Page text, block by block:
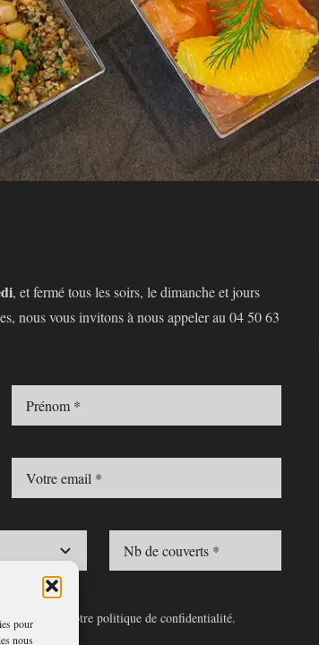
pour
nous
, et fermé tous les soirs, le dimanche et jours
nous vous invitons à nous appeler au04 50 63
de notre politique de confidentialité.